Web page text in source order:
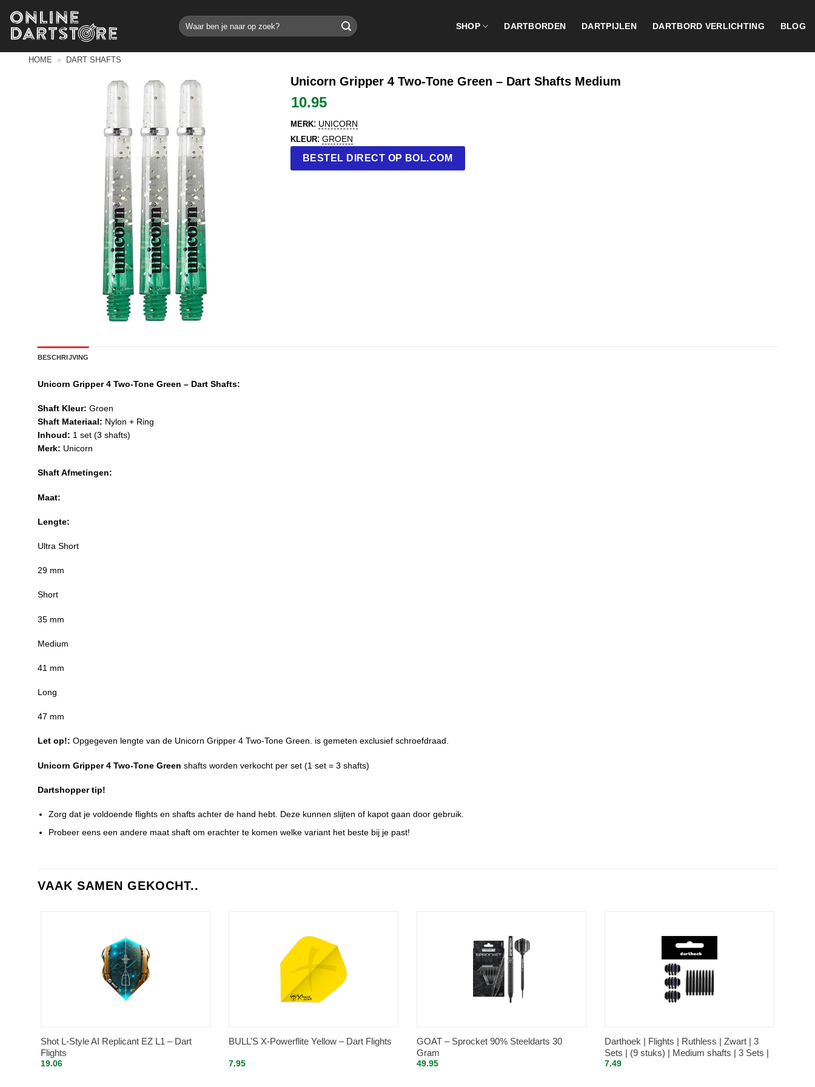
naar
inhoud
Zoeken
naar:
SHOP DARTBORDEN DARTPIJLEN DARTBORD VERLICHTING BLOG
HOME » DART SHAFTS
Unicorn Gripper 4 Two-Tone Green – Dart Shafts Medium
10.95
MERK: UNICORN
KLEUR: GROEN
BESTEL DIRECT OP BOL.COM
BESCHRIJVING
Unicorn Gripper 4 Two-Tone Green – Dart Shafts:
Shaft Kleur: Groen
Shaft Materiaal: Nylon + Ring
Inhoud: 1 set (3 shafts)
Merk: Unicorn
Shaft Afmetingen:
Maat:
Lengte:
Ultra Short
29 mm
Short
35 mm
Medium
41 mm
Long
47 mm
Let op!: Opgegeven lengte van de Unicorn Gripper 4 Two-Tone Green. is gemeten exclusief schroefdraad.
Unicorn Gripper 4 Two-Tone Green shafts worden verkocht per set (1 set = 3 shafts)
Dartshopper tip!
Zorg dat je voldoende flights en shafts achter de hand hebt. Deze kunnen slijten of kapot gaan door gebruik.
Probeer eens een andere maat shaft om erachter te komen welke variant het beste bij je past!
VAAK SAMEN GEKOCHT..
Shot L-Style AI Replicant EZ L1 – Dart
Flights
19.06
BULL’S X-Powerflite Yellow – Dart Flights
7.95
GOAT – Sprocket 90% Steeldarts 30
Gram
49.95
Darthoek | Flights | Ruthless | Zwart | 3
Sets | (9 stuks) | Medium shafts | 3 Sets |
(9 stuks) | + 1 Set Darthoek flights
7.49